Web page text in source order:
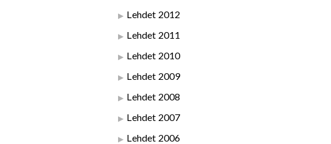
Lehdet 2012
Lehdet 2011
Lehdet 2010
Lehdet 2009
Lehdet 2008
Lehdet 2007
Lehdet 2006